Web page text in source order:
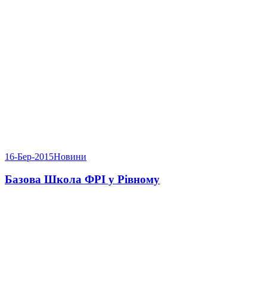
16-Бер-2015Новини
Базова Школа ФРІ у Рівному